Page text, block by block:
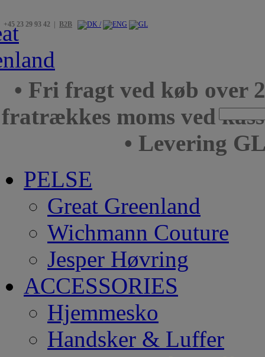
+45 23 29 93 42 | B2B
• Fri fragt ved køb over
fratrækkes moms ved
• Levering
PELSE
Great Greenland
Wichmann Couture
Jesper Høvring
ACCESSORIES
Hjemmesko
Handsker & Luffer